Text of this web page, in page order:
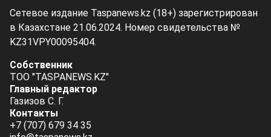
Сетевое издание Taspanews.kz (18+) зарегистрирован
в Казахстане 21.06.2024. Номер свидетельства №
KZ31VPY00095404.
Собственник
ТОО "TASPANEWS.KZ"
Главный редактор
Газизов С. Г.
Контакты
+7 (707) 679 34 35